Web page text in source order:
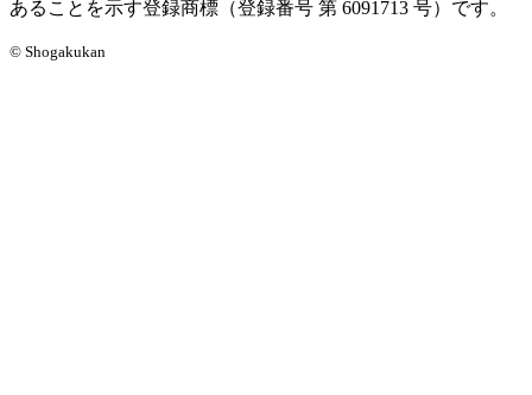
あることを示す登録商標（登録番号 第 6091713 号）です。
© Shogakukan